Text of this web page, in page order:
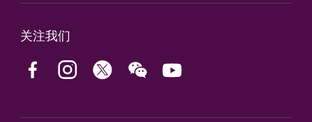
关注我们